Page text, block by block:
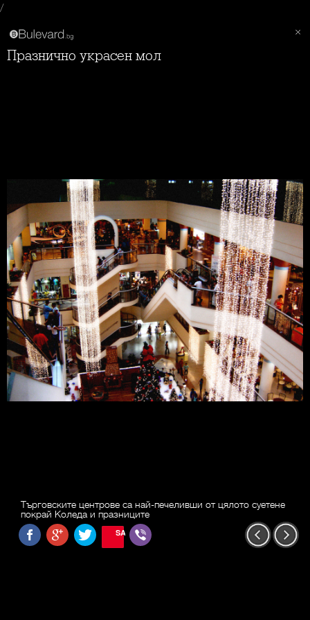
/
Празнично украсен мол
Търговските центрове са най-печеливши от цялото суетене
покрай Коледа и празниците
SAVE